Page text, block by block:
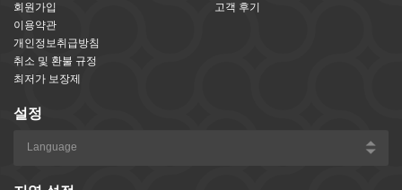
회원가입
이용약관
개인정보취급방침
취소 및 환불 규정
최저가 보장제
고객 후기
설정